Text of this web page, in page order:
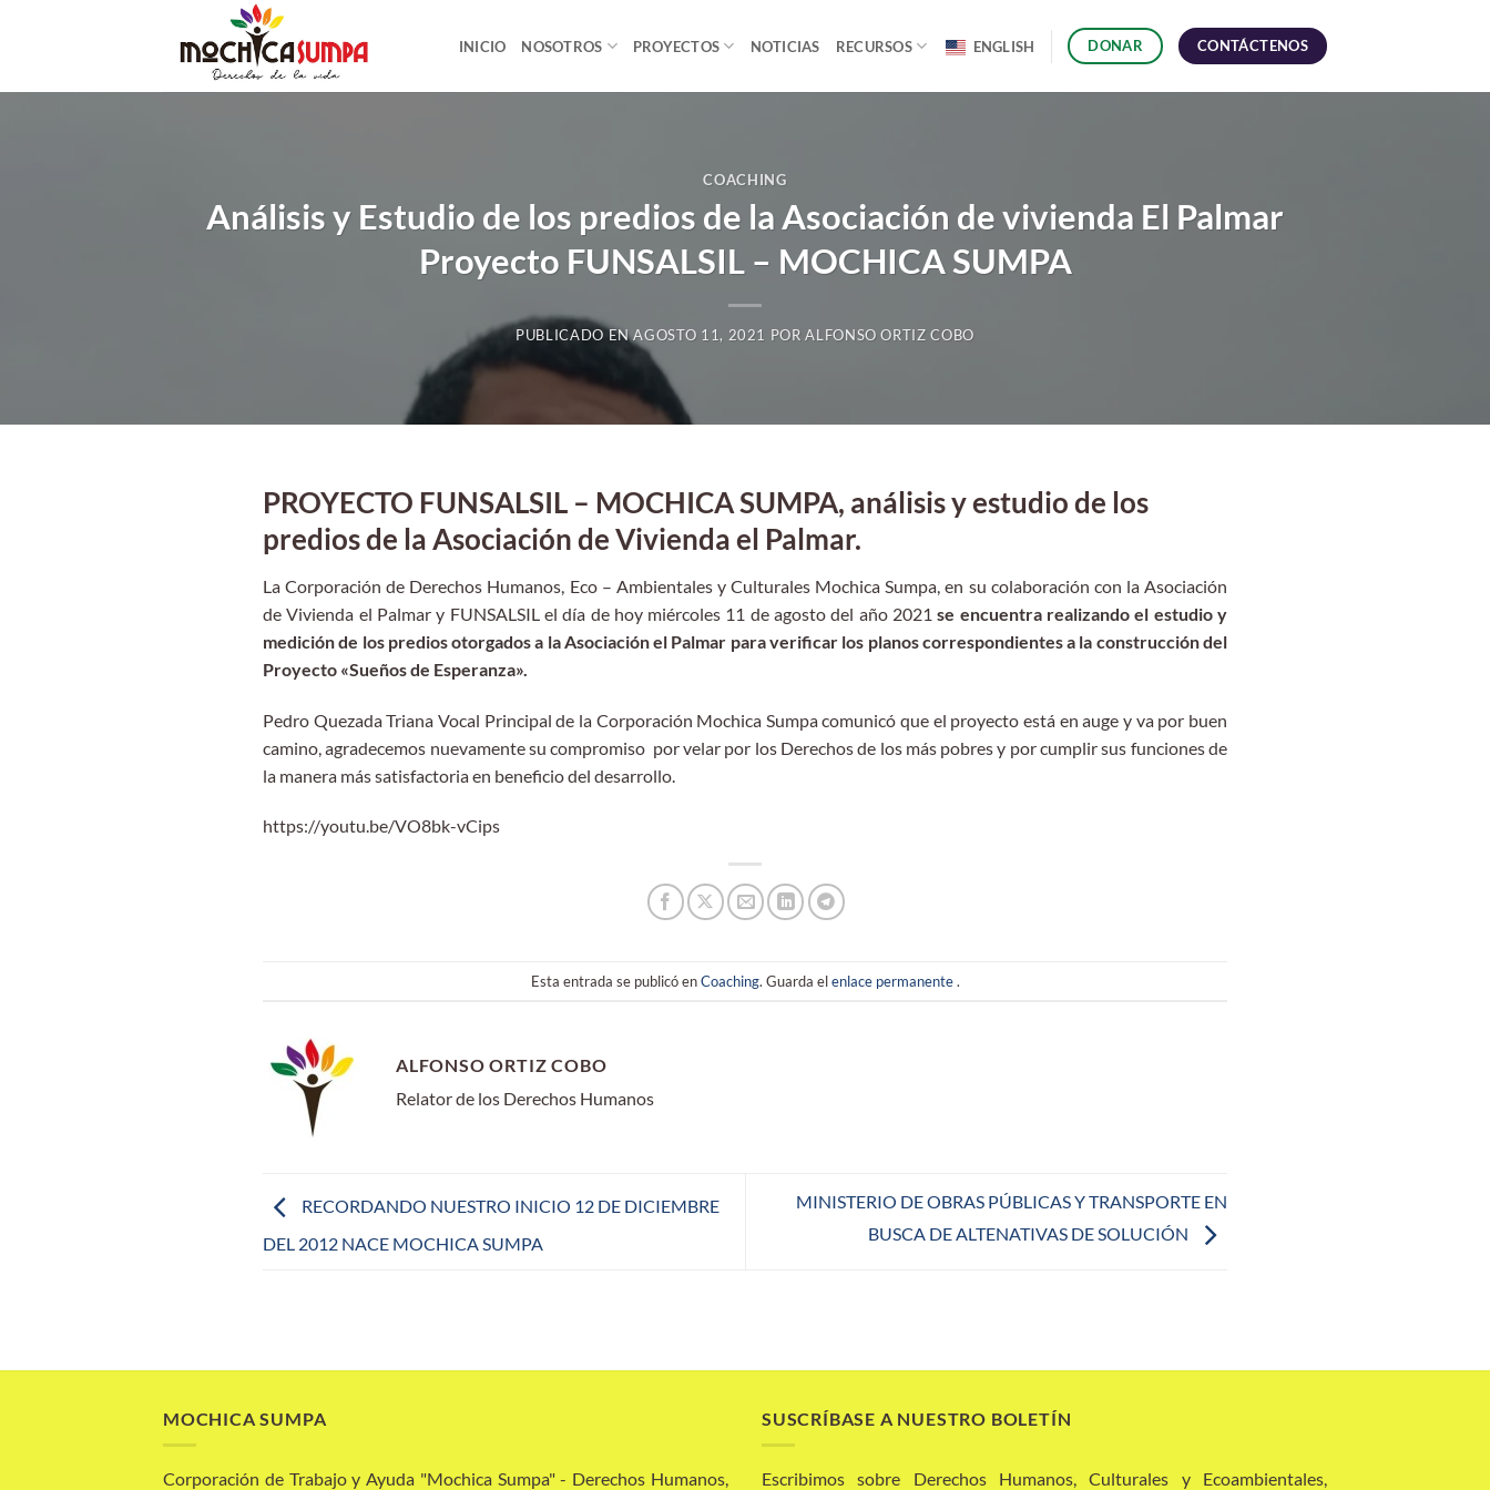
INICIO NOSOTROS PROYECTOS NOTICIAS RECURSOS ENGLISH DONAR CONTÁCTENOS
COACHING
Análisis y Estudio de los predios de la Asociación de vivienda El Palmar
Proyecto FUNSALSIL – MOCHICA SUMPA
PUBLICADO ENAGOSTO 11, 2021 PORALFONSO ORTIZ COBO
PROYECTO FUNSALSIL – MOCHICA SUMPA, análisis y estudio de los
predios de la Asociación de Vivienda el Palmar.
La Corporación de Derechos Humanos, Eco – Ambientales y Culturales Mochica Sumpa, en su colaboración con la Asociación
de Vivienda el Palmar y FUNSALSIL el día de hoy miércoles 11 de agosto del año 2021se encuentra realizando el estudio y
medición de los predios otorgados a la Asociación el Palmar para verificar los planos correspondientes a la construcción del
Proyecto «Sueños de Esperanza».
Pedro Quezada Triana Vocal Principal de la Corporación Mochica Sumpa comunicó que el proyecto está en auge y va por buen
camino, agradecemos nuevamente su compromiso por velar por los Derechos de los más pobres y por cumplir sus funciones de
la manera más satisfactoria en beneficio del desarrollo.
https://youtu.be/VO8bk-vCips
Esta entrada se publicó enCoaching. Guarda elenlace permanente.
ALFONSO ORTIZ COBO
Relator de los Derechos Humanos
RECORDANDO NUESTRO INICIO 12 DE DICIEMBRE
DEL 2012 NACE MOCHICA SUMPA
MINISTERIO DE OBRAS PÚBLICAS Y TRANSPORTE EN
BUSCA DE ALTENATIVAS DE SOLUCIÓN
MOCHICA SUMPA
Corporación de Trabajo y Ayuda "Mochica Sumpa" - Derechos Humanos,
SUSCRÍBASE A NUESTRO BOLETÍN
Escribimos sobre Derechos Humanos, Culturales y Ecoambientales,